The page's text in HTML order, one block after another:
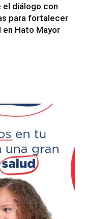
el diálogo con
para fortalecer
Hato Mayor